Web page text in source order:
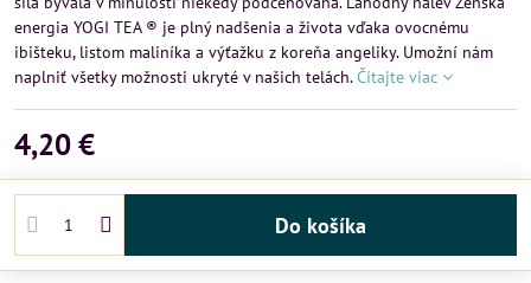
energia YOGI TEA ® je plný nadšenia a života vďaka ovocnému
ibišteku, listom maliníka a výťažku z koreňa angeliky. Umožní nám
naplniť všetky možnosti ukryté v našich telách.Čítajte viac
4,20 €
Do košíka